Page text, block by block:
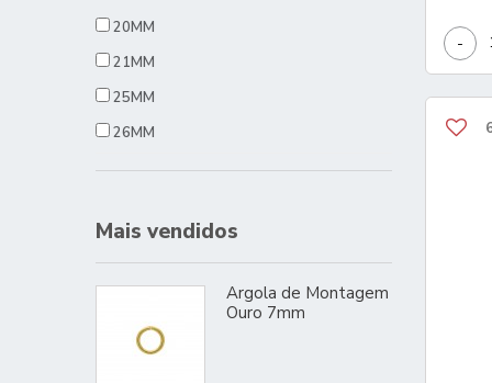
20MM
21MM
25MM
26MM
30MM
35MM
44MM
Mais vendidos
Argola de Montagem
Ouro 7mm
-